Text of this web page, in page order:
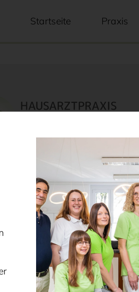
Startseite Praxis
09671 / 91 620